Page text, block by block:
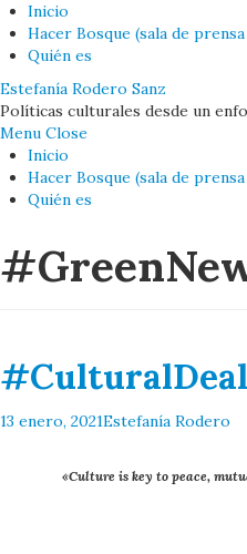
Inicio
Hacer Bosque (sala de
Quién es
Estefanía Rodero Sanz
Políticas culturales desde un
Menu Close
Inicio
Hacer Bosque (sala de
Quién es
13 enero, 2021Estefanía Rodero
«Culture is key to peace,